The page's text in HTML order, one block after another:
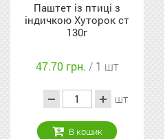
Паштет із птиці з
індичкою Хуторок ст
130г
47.70 грн. / 1 шт
шт
В кошик